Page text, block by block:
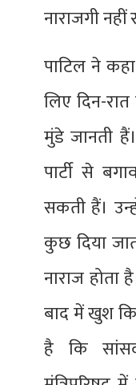
नाराजगी नहीं
पाटिल ने
लिए दिन-
मुंडे जानती
पार्टी से
सकती हैं।
कुछ दिया
नाराज होता
बाद में खुश
है कि